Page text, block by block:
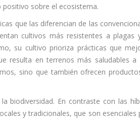
sobre el ecosistema.
que las diferencian de las
cultivos más resistentes a plagas
su cultivo prioriza prácticas que
resulta en terrenos más saludables
sino que también ofrecen
biodiversidad. En contraste con las
y tradicionales, que son